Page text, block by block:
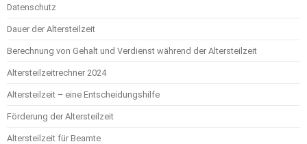
Datenschutz
Dauer der Altersteilzeit
Berechnung von Gehalt und Verdienst während der Altersteilzeit
Altersteilzeitrechner 2024
Altersteilzeit – eine Entscheidungshilfe
Förderung der Altersteilzeit
Altersteilzeit für Beamte